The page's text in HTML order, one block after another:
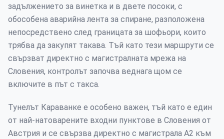
задължението за винетка и в двете посоки, с
обособена аварийна лента за спиране, разположена
непосредствено след границата за шофьори, които
трябва да закупят такава. Тъй като тези маршрути се
свързват директно с магистралната мрежа на
Словения, контролът започва веднага щом се
включите в път с такса.
Тунелът Караванке е особено важен, тъй като е един
от най-натоварените входни пунктове в Словения от
Австрия и се свързва директно с магистрала А2 към